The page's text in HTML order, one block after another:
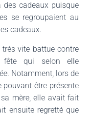
cadeaux puisque
se regroupaient au
cadeaux.
très vite battue contre
fête qui selon elle
Notamment, lors de
pouvant être présente
mère, elle avait fait
ensuite regretté que